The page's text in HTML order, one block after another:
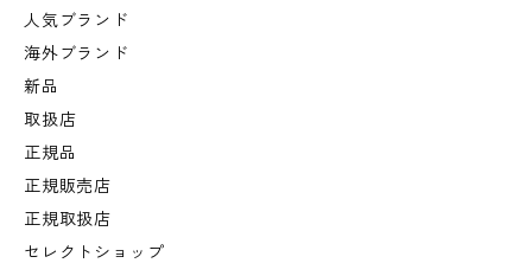
人気ブランド
海外ブランド
新品
取扱店
正規品
正規販売店
正規取扱店
セレクトショップ